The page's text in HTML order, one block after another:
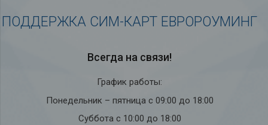
ПОДДЕРЖКА СИМ-КАРТ ЕВРОРОУМИНГ
Всегда на связи!
График работы:
Понедельник – пятница с 09:00 до 18:00
Суббота с 10:00 до 18:00